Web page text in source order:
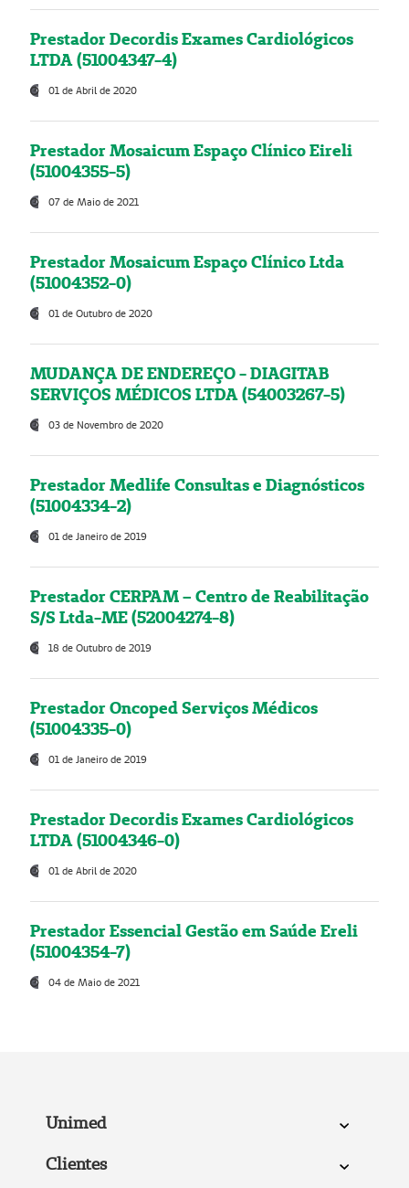
Prestador Decordis Exames Cardiológicos
LTDA (51004347-4)
01 de Abril de 2020
Prestador Mosaicum Espaço Clínico Eireli
(51004355-5)
07 de Maio de 2021
Prestador Mosaicum Espaço Clínico Ltda
(51004352-0)
01 de Outubro de 2020
MUDANÇA DE ENDEREÇO - DIAGITAB
SERVIÇOS MÉDICOS LTDA (54003267-5)
03 de Novembro de 2020
Prestador Medlife Consultas e Diagnósticos
(51004334-2)
01 de Janeiro de 2019
Prestador CERPAM – Centro de Reabilitação
S/S Ltda-ME (52004274-8)
18 de Outubro de 2019
Prestador Oncoped Serviços Médicos
(51004335-0)
01 de Janeiro de 2019
Prestador Decordis Exames Cardiológicos
LTDA (51004346-0)
01 de Abril de 2020
Prestador Essencial Gestão em Saúde Ereli
(51004354-7)
04 de Maio de 2021
Unimed
Clientes